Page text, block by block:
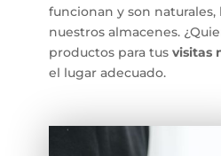
funcionan y son
nuestros almacenes.
productos para tus visitas
el lugar adecuado.